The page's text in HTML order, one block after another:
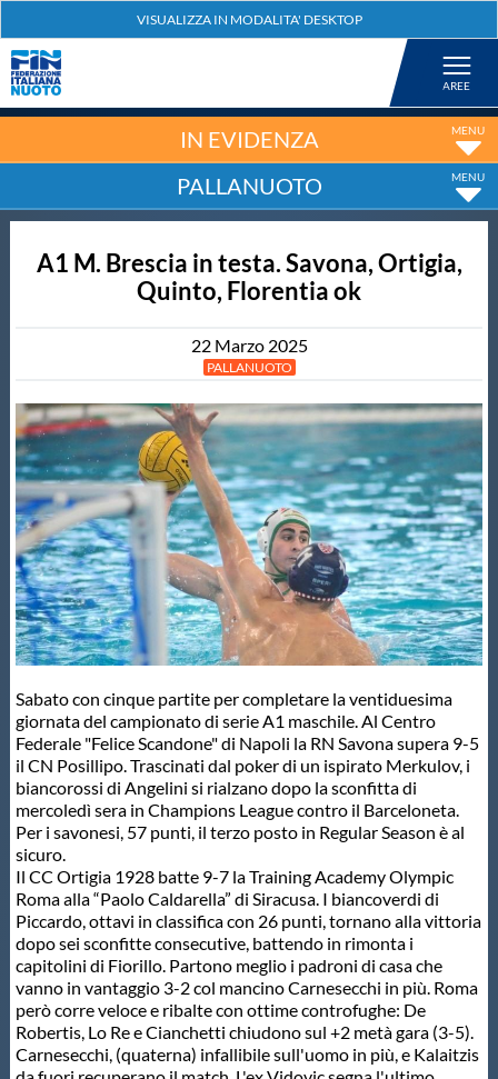
Nuoto
Tuffi
Fondo
Salvamento
Master
Formazione
Scuole Nuoto
Propaganda
Centri Federali
Area Legislativa
Protezione Civile
IN EVIDENZA
PALLANUOTO
A1 M. Brescia in testa. Savona, Ortigia,
Quinto, Florentia ok
22 Marzo 2025
PALLANUOTO
Sabato con cinque partite per completare la ventiduesima
giornata del campionato di serie A1 maschile. Al Centro
Federale "Felice Scandone" di Napoli la RN Savona supera 9-5
il CN Posillipo. Trascinati dal poker di un ispirato Merkulov, i
biancorossi di Angelini si rialzano dopo la sconfitta di
mercoledì sera in Champions League contro il Barceloneta.
Per i savonesi, 57 punti, il terzo posto in Regular Season è al
sicuro.
Il CC Ortigia 1928 batte 9-7 la Training Academy Olympic
Roma alla “Paolo Caldarella” di Siracusa. I biancoverdi di
Piccardo, ottavi in classifica con 26 punti, tornano alla vittoria
dopo sei sconfitte consecutive, battendo in rimonta i
capitolini di Fiorillo. Partono meglio i padroni di casa che
vanno in vantaggio 3-2 col mancino Carnesecchi in più. Roma
però corre veloce e ribalte con ottime controfughe: De
Robertis, Lo Re e Cianchetti chiudono sul +2 metà gara (3-5).
Carnesecchi, (quaterna) infallibile sull'uomo in più, e Kalaitzis